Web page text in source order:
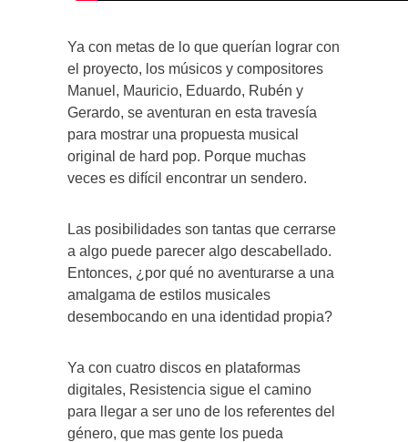
Ya con metas de lo que querían lograr con
el proyecto, los músicos y compositores
Manuel, Mauricio, Eduardo, Rubén y
Gerardo, se aventuran en esta travesía
para mostrar una propuesta musical
original de hard pop. Porque muchas
veces es difícil encontrar un sendero.
Las posibilidades son tantas que cerrarse
a algo puede parecer algo descabellado.
Entonces, ¿por qué no aventurarse a una
amalgama de estilos musicales
desembocando en una identidad propia?
Ya con cuatro discos en plataformas
digitales, Resistencia sigue el camino
para llegar a ser uno de los referentes del
género, que mas gente los pueda